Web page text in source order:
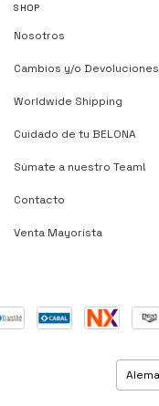
SHOP
Nosotros
Cambios y/o Devoluciones
Worldwide Shipping
Cuidado de tu BELONA
Súmate a nuestro Team!
Contacto
Venta Mayorista